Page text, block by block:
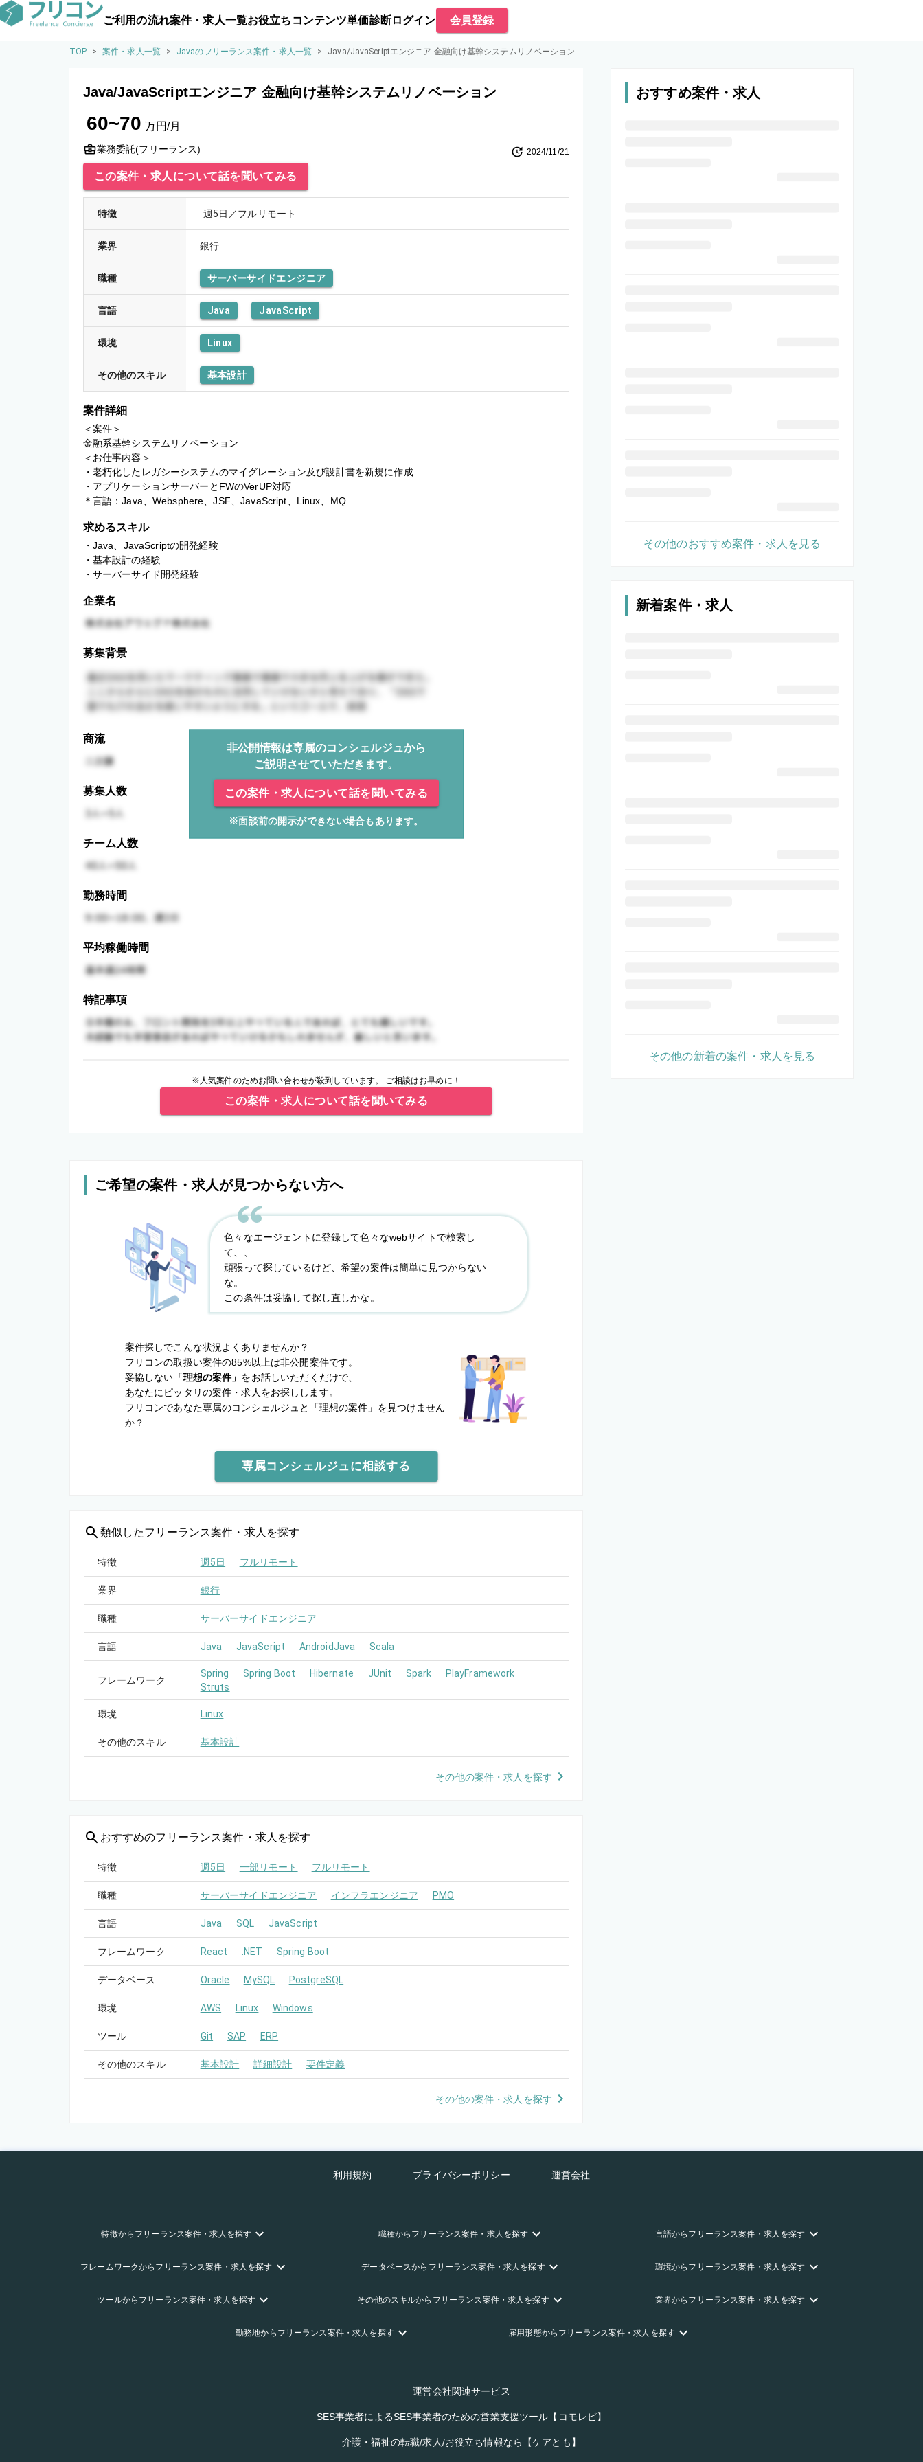
ご利用の流れ案件・求人一覧お役立ちコンテンツ単価診断ログイン 会員登録
TOP > 案件・求人一覧 > Javaのフリーランス案件・求人一覧 > Java/JavaScriptエンジニア 金融向け基幹システムリノベーション
Java/JavaScriptエンジニア 金融向け基幹システムリノベーション
60~70 万円/月
業務委託(フリーランス) 2024/11/21
この案件・求人について話を聞いてみる
特徴 週5日／フルリモート
業界 銀行
職種 サーバーサイドエンジニア
言語 Java JavaScript
環境 Linux
その他のスキル 基本設計
案件詳細
＜案件＞
金融系基幹システムリノベーション
＜お仕事内容＞
・老朽化したレガシーシステムのマイグレーション及び設計書を新規に作成
・アプリケーションサーバーとFWのVerUP対応
＊言語：Java、Websphere、JSF、JavaScript、Linux、MQ
求めるスキル
・Java、JavaScriptの開発経験
・基本設計の経験
・サーバーサイド開発経験
企業名
募集背景
商流
非公開情報は専属のコンシェルジュから
ご説明させていただきます。
この案件・求人について話を聞いてみる
※面談前の開示ができない場合もあります。
募集人数
チーム人数
勤務時間
平均稼働時間
特記事項
※人気案件のためお問い合わせが殺到しています。 ご相談はお早めに！
この案件・求人について話を聞いてみる
ご希望の案件・求人が見つからない方へ
色々なエージェントに登録して色々なwebサイトで検索し
て、、
頑張って探しているけど、希望の案件は簡単に見つからない
な。
この条件は妥協して探し直しかな。
案件探しでこんな状況よくありませんか？
フリコンの取扱い案件の85%以上は非公開案件です。
妥協しない 「理想の案件」 をお話しいただくだけで、
あなたにピッタリの案件・求人をお探しします。
フリコンであなた専属のコンシェルジュと
「理想の案件」を見つけません
か？
専属コンシェルジュに相談する
類似したフリーランス案件・求人を探す
特徴 週5日 フルリモート
業界 銀行
職種 サーバーサイドエンジニア
言語 Java JavaScript AndroidJava Scala
フレームワーク
Spring Spring Boot Hibernate JUnit Spark
PlayFramework
Struts
環境 Linux
その他のスキル 基本設計
その他の案件・求人を探す
おすすめのフリーランス案件・求人を探す
特徴 週5日 一部リモート フルリモート
職種 サーバーサイドエンジニア インフラエンジニア PMO
言語 Java SQL JavaScript
フレームワーク React .NET Spring Boot
データベース Oracle MySQL PostgreSQL
環境 AWS Linux Windows
ツール Git SAP ERP
その他のスキル 基本設計 詳細設計 要件定義
その他の案件・求人を探す
おすすめ案件・求人
その他のおすすめ案件・求人を見る
新着案件・求人
その他の新着の案件・求人を見る
利用規約 プライバシーポリシー 運営会社
特徴からフリーランス案件・求人を探す 職種からフリーランス案件・求人を探す 言語からフリーランス案件・求人を探す
フレームワークからフリーランス案件・求人を探す データベースからフリーランス案件・求人を探す 環境からフリーランス案件・求人を探す
ツールからフリーランス案件・求人を探す その他のスキルからフリーランス案件・求人を探す 業界からフリーランス案件・求人を探す
勤務地からフリーランス案件・求人を探す 雇用形態からフリーランス案件・求人を探す
運営会社関連サービス
SES事業者によるSES事業者のための営業支援ツール【コモレビ】
介護・福祉の転職/求人/お役立ち情報なら【ケアとも】